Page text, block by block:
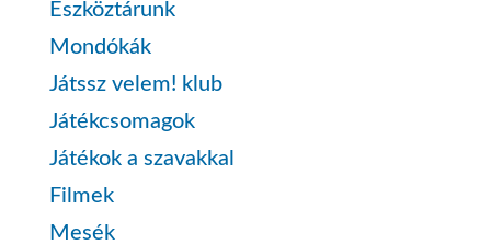
Eszköztárunk
Mondókák
Játssz velem! klub
Játékcsomagok
Játékok a szavakkal
Filmek
Mesék